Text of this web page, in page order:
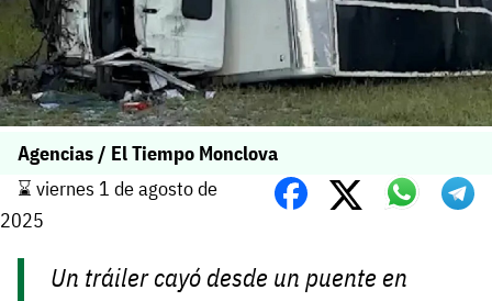
Agencias / El Tiempo Monclova
⌛️ viernes 1 de agosto de
2025
Un tráiler cayó desde un puente en